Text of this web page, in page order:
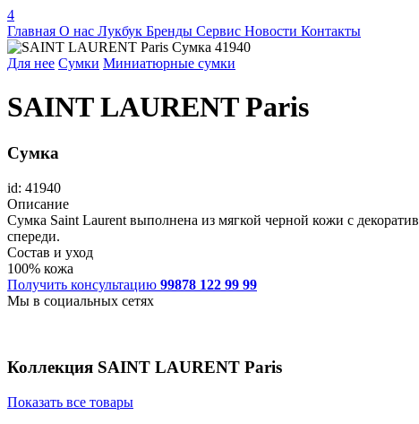
4
Главная О нас Лукбук Бренды Сервис Новости Контакты
Для нее Сумки Миниатюрные сумки
SAINT LAURENT Paris
Сумка
id: 41940
Описание
Сумка Saint Laurent выполнена из мягкой черной кожи с
спереди.
Состав и уход
100% кожа
Получить консультацию 99878 122 99 99
Мы в социальных сетях
Коллекция SAINT LAURENT Paris
Показать все товары